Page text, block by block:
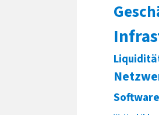
Software